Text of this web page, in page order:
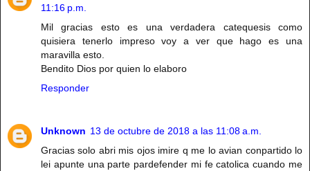
11:16 p.m.
Mil gracias esto es una verdadera catequesis como
quisiera tenerlo impreso voy a ver que hago es una
maravilla esto.
Bendito Dios por quien lo elaboro
Responder
Unknown 13 de octubre de 2018 a las 11:08 a.m.
Gracias solo abri mis ojos imire q me lo avian conpartido lo
lei apunte una parte pardefender mi fe catolica cuando me